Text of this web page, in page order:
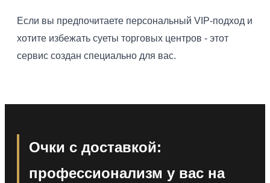
Если вы предпочитаете персональный VIP-подход и
хотите избежать суеты торговых центров - этот
сервис создан специально для вас.
Очки с доставкой:
профессионализм у вас на